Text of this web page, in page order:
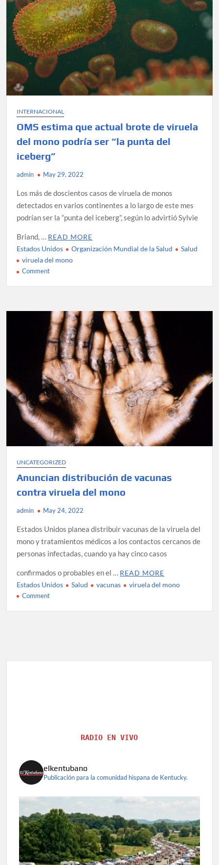
la
viruela
símica
INTERNACIONAL
OMS estima que actual brote de viruela
del mono podría ser “la punta del
iceberg”
admin May 29, 2022
Los más de doscientos casos de viruela de monos
detectados en varios continentes a lo largo de este mes
podrían ser la “punta del iceberg”, según lo advirtió Sylvie
Briand, … READ MORE
Estados Unidos
Organización Mundial de la Salud
Salud
viruela del mono
Commenton
actual
brote
de
viruela
del
mono
podría
ser
“la
punta
del
iceberg”
UNCATEGORIZED
Anuncian distribución de vacunas
contra viruela del mono
admin May 24, 2022
Estados Unidos planea distribuir vacunas de la viruela del
mono y tratamientos médicos a los contactos cercanos de
personas infectadas, cuando ya hay cinco casos
confirmados o probables en el … READ MORE
Estados Unidos
Salud vacunas viruela del mono
Commenton
viruela
RADIO EN VIVO
elkentubano
Publicación para la comunidad hispana de Kentucky.